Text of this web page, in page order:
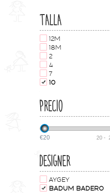
TALLA
12M
18M
2
4
7
10
PRECIO
€20 20-
DESIGNER
AYGEY
BADUM BADERO